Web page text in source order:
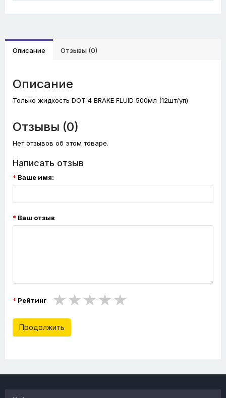
Описание Отзывы (0)
Описание
Только жидкость DOT 4 BRAKE FLUID 500мл (12шт/уп)
Отзывы (0)
Нет отзывов об этом товаре.
Написать отзыв
Ваше имя:
Ваш отзыв
Рейтинг
Продолжить